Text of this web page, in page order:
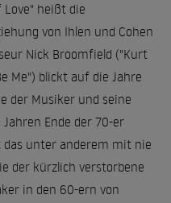
Love" heißt die
von Ihlen und Cohen
Nick Broomfield ("Kurt
Me") blickt auf die Jahre
der Musiker und seine
Ende der 70-er
das unter anderem mit nie
der kürzlich verstorbene
in den 60-ern von